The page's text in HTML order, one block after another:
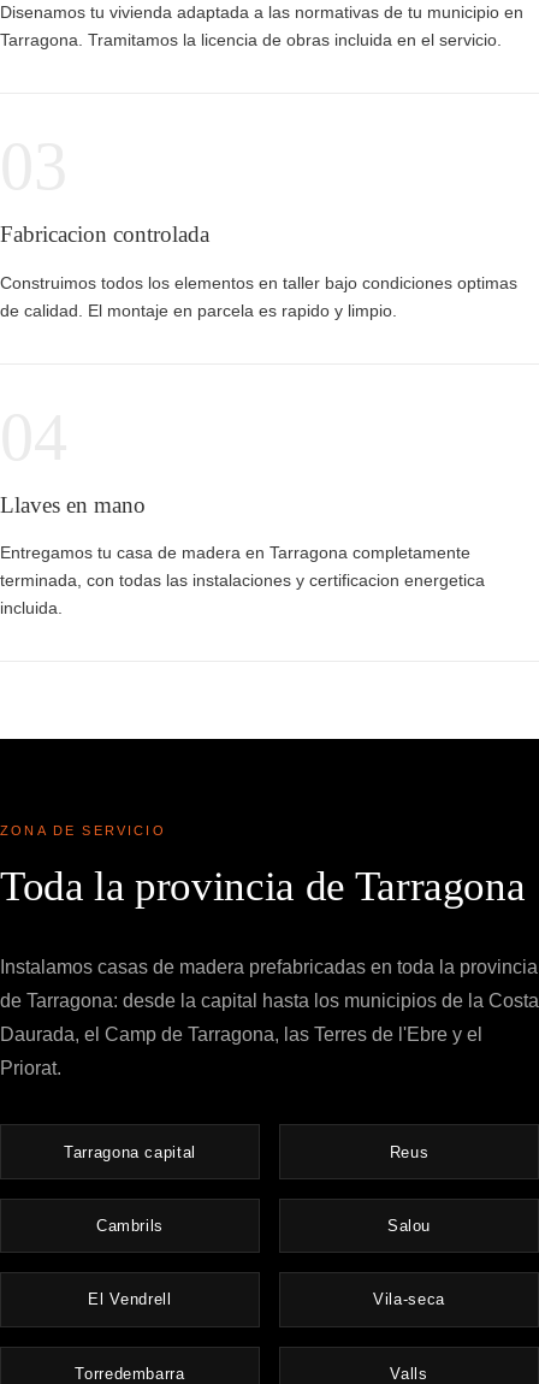
Disenamos tu vivienda adaptada a las normativas de tu municipio en
Tarragona. Tramitamos la licencia de obras incluida en el servicio.
Fabricacion controlada
Construimos todos los elementos en taller bajo condiciones optimas
de calidad. El montaje en parcela es rapido y limpio.
Llaves en mano
Entregamos tu casa de madera en Tarragona completamente
terminada, con todas las instalaciones y certificacion energetica
incluida.
ZONA DE SERVICIO
Toda la provincia de Tarragona
Instalamos casas de madera prefabricadas en toda la provincia
de Tarragona: desde la capital hasta los municipios de la Costa
Daurada, el Camp de Tarragona, las Terres de l'Ebre y el
Priorat.
Tarragona capital Reus
Cambrils Salou
El Vendrell Vila-seca
Torredembarra Valls